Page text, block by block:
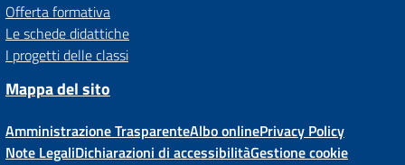
Offerta formativa
Le schede didattiche
I progetti delle classi
Mappa del sito
Amministrazione TrasparenteAlbo onlinePrivacy Policy
Note LegaliDichiarazioni di accessibilitàGestione cookie